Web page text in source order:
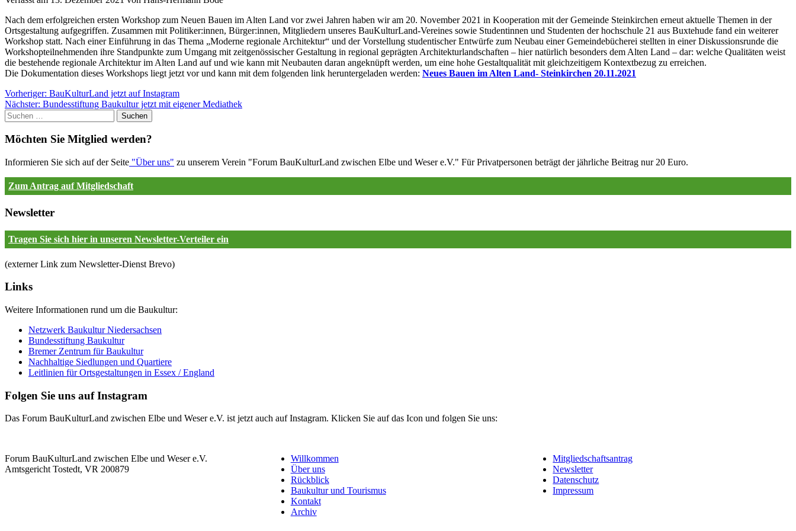
Land-
Dokumentation
des
Workshops
in
Steinkirchen.
Skip
to
content
.
Diese
Seite
enthält
die
Abschnitte:
Sekundäres
Menü
Seitentitel-
Bereich
mit
Startseiten-
Link
Hauptmenü
Inhaltsbereich
Fußzeilen-
Bereich
Nach dem erfolgreichen ersten Workshop zum Neuen Bauen im Alten Land vor zwei Jahren haben wir am 20. November 2021 in Kooperation mit der Gemeinde Steinkirchen erneut aktuelle Themen in der
Ortsgestaltung aufgegriffen. Zusammen mit Politiker:innen, Bürger:innen, Mitgliedern unseres BauKulturLand-Vereines sowie Studentinnen und Studenten der hochschule 21 aus Buxtehude fand ein weiterer
Workshop statt. Nach einer Einführung in das Thema „Moderne regionale Architektur“ und der Vorstellung studentischer Entwürfe zum Neubau einer Gemeindebücherei stellten in einer Diskussionsrunde die
Workshopteilnehmenden ihre Standpunkte zum Umgang mit zeitgenössischer Gestaltung in regional geprägten Architekturlandschaften – hier natürlich besonders dem Alten Land – dar: welche Qualitäten weist
die bestehende regionale Architektur im Alten Land auf und wie kann mit Neubauten daran angeknüpft werden, um eine hohe Gestaltqualität mit gleichzeitigem Kontextbezug zu erreichen.
Die Dokumentation dieses Workshops liegt jetzt vor und kann mit dem folgenden link heruntergeladen werden: Neues Bauen im Alten Land- Steinkirchen 20.11.2021
Beitragsnavigation
Vorheriger: BauKulturLand jetzt auf Instagram
Nächster: Bundesstiftung Baukultur jetzt mit eigener Mediathek
Suchen
nach:
Möchten Sie Mitglied werden?
Informieren Sie sich auf der Seite "Über uns" zu unserem Verein "Forum BauKulturLand zwischen Elbe und Weser e.V." Für Privatpersonen beträgt der jährliche Beitrag nur 20 Euro.
Zum Antrag auf Mitgliedschaft
Newsletter
Tragen Sie sich hier in unseren Newsletter-Verteiler ein
(externer Link zum Newsletter-Dienst Brevo)
Links
Weitere Informationen rund um die Baukultur:
Netzwerk Baukultur Niedersachsen
Bundesstiftung Baukultur
Bremer Zentrum für Baukultur
Nachhaltige Siedlungen und Quartiere
Leitlinien für Ortsgestaltungen in Essex / England
Folgen Sie uns auf Instagram
Das Forum BauKulturLand zwischen Elbe und Weser e.V. ist jetzt auch auf Instagram. Klicken Sie auf das Icon und folgen Sie uns:
Bereich
Forum BauKulturLand zwischen Elbe und Weser e.V.
Amtsgericht Tostedt, VR 200879
Willkommen
Über uns
Rückblick
Baukultur und Tourismus
Kontakt
Archiv
Mitgliedschaftsantrag
Newsletter
Datenschutz
Impressum